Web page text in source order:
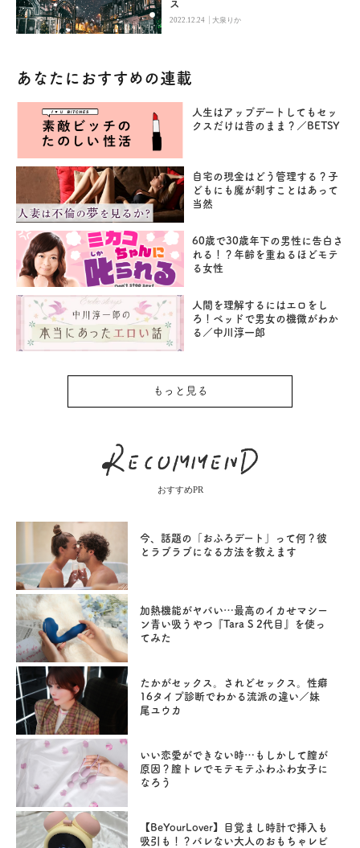
ス
2022.12.24 |大泉りか
あなたにおすすめの連載
人生はアップデートしてもセッ
クスだけは昔のまま？／BETSY
自宅の現金はどう管理する？子
どもにも魔が刺すことはあって
当然
60歳で30歳年下の男性に告白さ
れる！？年齢を重ねるほどモテ
る女性
人間を理解するにはエロをし
ろ！ベッドで男女の機微がわか
る／中川淳一郎
もっと見る
おすすめPR
今、話題の「おふろデート」って何？彼
とラブラブになる方法を教えます
加熱機能がヤバい…最高のイカせマシー
ン青い吸うやつ『Tara S 2代目』を使っ
てみた
たかがセックス。されどセックス。性癖
16タイプ診断でわかる流派の違い／妹
尾ユウカ
いい恋愛ができない時…もしかして膣が
原因？膣トレでモテモテふわふわ女子に
なろう
【BeYourLover】目覚まし時計で挿入も
吸引も！？バレない大人のおもちゃレビ